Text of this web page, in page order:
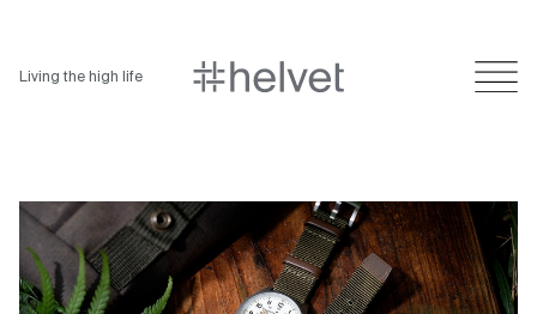
Living the high life